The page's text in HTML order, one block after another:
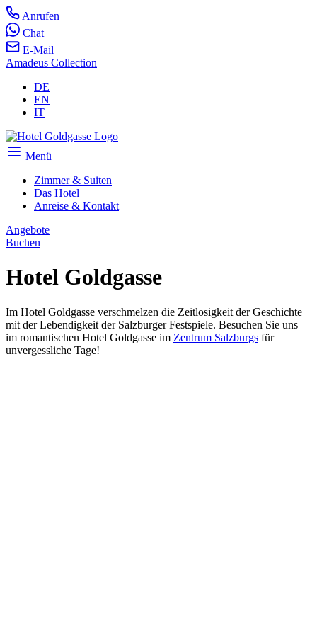
Anrufen
Chat
E-Mail
Amadeus Collection
DE
EN
IT
Menü
Zimmer & Suiten
Das Hotel
Anreise & Kontakt
Angebote
Buchen
Hotel Goldgasse
Im Hotel Goldgasse verschmelzen die Zeitlosigkeit der Geschichte
mit der Lebendigkeit der Salzburger Festspiele. Besuchen Sie uns
im romantischen Hotel Goldgasse im Zentrum Salzburgs für
unvergessliche Tage!